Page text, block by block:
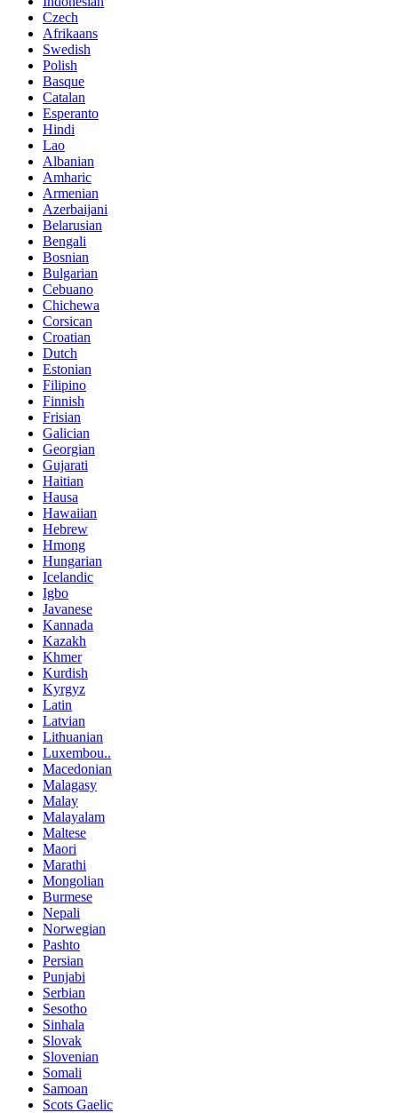
Czech
Afrikaans
Swedish
Polish
Basque
Catalan
Esperanto
Hindi
Lao
Albanian
Amharic
Armenian
Azerbaijani
Belarusian
Bengali
Bosnian
Bulgarian
Cebuano
Chichewa
Corsican
Croatian
Dutch
Estonian
Filipino
Finnish
Frisian
Galician
Georgian
Gujarati
Haitian
Hausa
Hawaiian
Hebrew
Hmong
Hungarian
Icelandic
Igbo
Javanese
Kannada
Kazakh
Khmer
Kurdish
Kyrgyz
Latin
Latvian
Lithuanian
Luxembou..
Macedonian
Malagasy
Malay
Malayalam
Maltese
Maori
Marathi
Mongolian
Burmese
Nepali
Norwegian
Pashto
Persian
Punjabi
Serbian
Sesotho
Sinhala
Slovak
Slovenian
Somali
Samoan
Scots Gaelic